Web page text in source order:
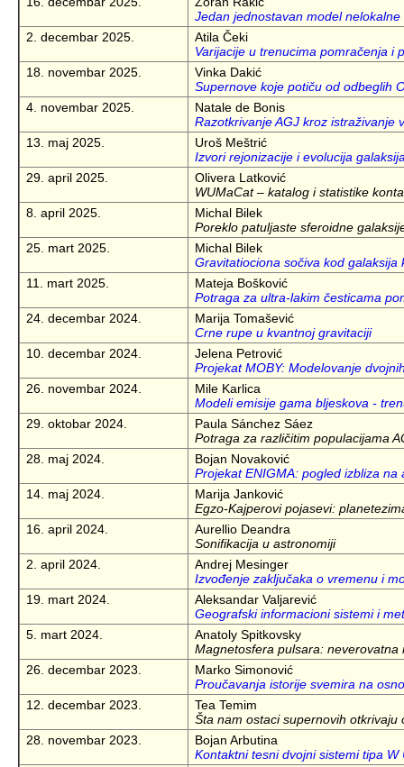
Jedan jednostavan model
2. decembar 2025.
Atila Čeki
Varijacije u trenucima pomračenja i
18. novembar 2025.
Vinka Dakić
Supernove koje potiču od odbeglih
4. novembar 2025.
Natale de Bonis
Razotkrivanje AGJ kroz istraživanje
13. maj 2025.
Uroš Meštrić
Izvori rejonizacije i evolucija
29. april 2025.
Olivera Latković
WUMaCat – katalog i statistike
8. april 2025.
Michal Bilek
Poreklo patuljaste sferoidne
25. mart 2025.
Michal Bilek
Gravitatiociona sočiva kod galaksija
11. mart 2025.
Mateja Bošković
Potraga za ultra-lakim česticama
24. decembar 2024.
Marija Tomašević
Crne rupe u kvantnoj gravitaciji
10. decembar 2024.
Jelena Petrović
Projekat MOBY: Modelovanje
26. novembar 2024.
Mile Karlica
Modeli emisije gama bljeskova -
29. oktobar 2024.
Paula Sánchez Sáez
Potraga za različitim populacijama
28. maj 2024.
Bojan Novaković
Projekat ENIGMA: pogled izbliza
14. maj 2024.
Marija Janković
Egzo-Kajperovi pojasevi:
16. april 2024.
Aurellio Deandra
Sonifikacija u astronomiji
2. april 2024.
Andrej Mesinger
Izvođenje zaključaka o vremenu i
19. mart 2024.
Aleksandar Valjarević
Geografski informacioni sistemi i
5. mart 2024.
Anatoly Spitkovsky
Magnetosfera pulsara: neverovatna
26. decembar 2023.
Marko Simonović
Proučavanja istorije svemira na
12. decembar 2023.
Tea Temim
Šta nam ostaci supernovih otkrivaju
28. novembar 2023.
Bojan Arbutina
Kontaktni tesni dvojni sistemi tipa